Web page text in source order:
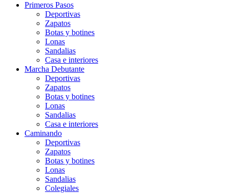
Primeros Pasos
Deportivas
Zapatos
Botas y botines
Lonas
Sandalias
Casa e interiores
Marcha Debutante
Deportivas
Zapatos
Botas y botines
Lonas
Sandalias
Casa e interiores
Caminando
Deportivas
Zapatos
Botas y botines
Lonas
Sandalias
Colegiales